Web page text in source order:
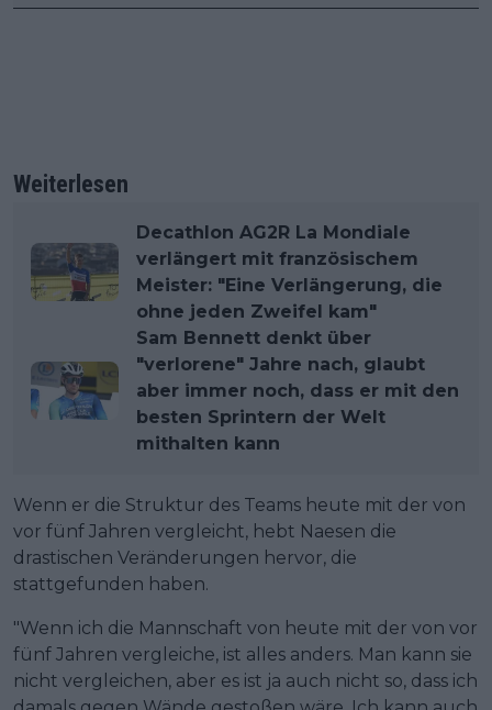
Weiterlesen
Decathlon AG2R La Mondiale
verlängert mit französischem
Meister: "Eine Verlängerung, die
ohne jeden Zweifel kam"
Sam Bennett denkt über
"verlorene" Jahre nach, glaubt
aber immer noch, dass er mit den
besten Sprintern der Welt
mithalten kann
Wenn er die Struktur des Teams heute mit der von
vor fünf Jahren vergleicht, hebt Naesen die
drastischen Veränderungen hervor, die
stattgefunden haben.
"Wenn ich die Mannschaft von heute mit der von vor
fünf Jahren vergleiche, ist alles anders. Man kann sie
nicht vergleichen, aber es ist ja auch nicht so, dass ich